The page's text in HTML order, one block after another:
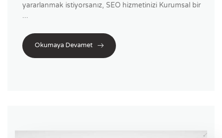
yararlanmak istiyorsanız, SEO hizmetinizi Kurumsal bir
...
Okumaya Devamet